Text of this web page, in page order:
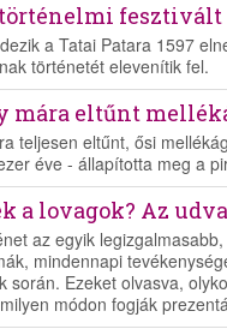
fesztivált
a Tatai Patara 1597
történetét elevenítik fel.
mára eltűnt
teljesen eltűnt, ősi
éve - állapította meg a
a lovagok? Az
az egyik
mindennapi
során. Ezeket olvasva,
módon fogják